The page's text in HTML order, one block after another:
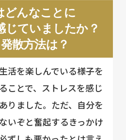
どんなことに
じていましたか？
散方法は？
活を楽しんでいる様子を
ことで、ストレスを感じ
りました。ただ、自分を
いぞと奮起するきっかけ